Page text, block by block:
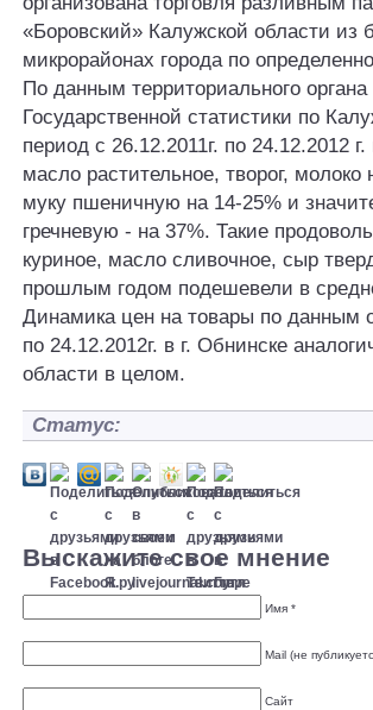
«Боровский» Калужской области из
микрорайонах города по
По данным территориального
Государственной статистики по
период с 26.12.2011г. по 24.12.2012
масло растительное, творог,
муку пшеничную на 14-25% и
гречневую - на 37%. Такие
куриное, масло сливочное, сыр
прошлым годом подешевели в
Динамика цен на товары по данным
по 24.12.2012г. в г. Обнинске
области в целом.
Статус:
Выскажите свое мнение
Имя *
Mail (не
Сайт